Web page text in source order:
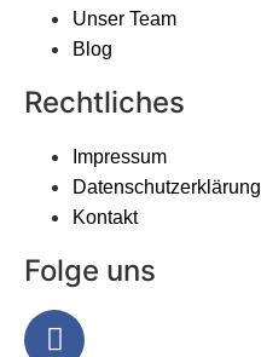
Unser Team
Blog
Rechtliches
Impressum
Datenschutzerklärung
Kontakt
Folge uns